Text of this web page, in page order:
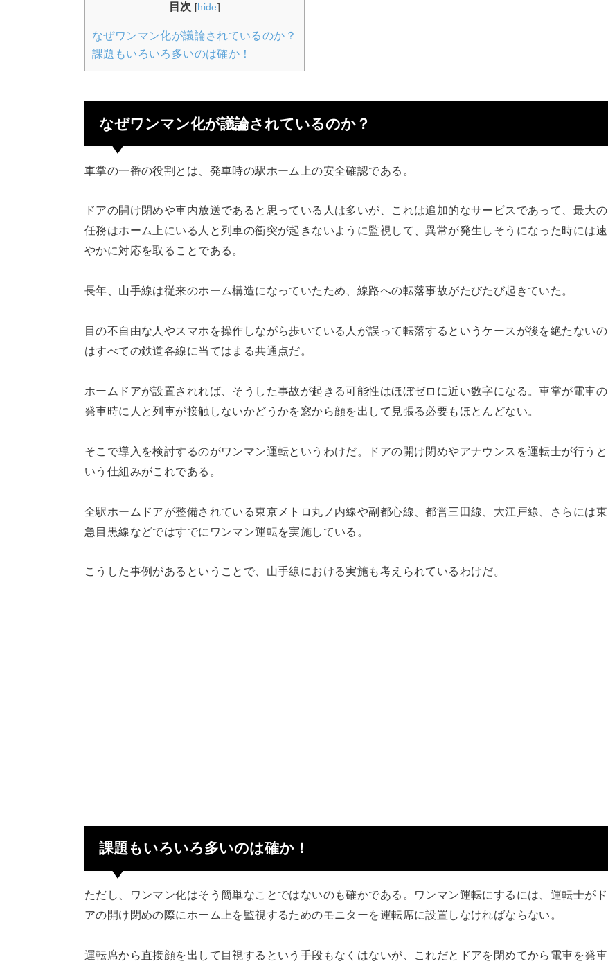
目次 [hide]
なぜワンマン化が議論されているのか？
課題もいろいろ多いのは確か！
なぜワンマン化が議論されているのか？
車掌の一番の役割とは、発車時の駅ホーム上の安全確認である。
ドアの開け閉めや車内放送であると思っている人は多いが、これは追加的なサービスであって、最大の
任務はホーム上にいる人と列車の衝突が起きないように監視して、異常が発生しそうになった時には速
やかに対応を取ることである。
長年、山手線は従来のホーム構造になっていたため、線路への転落事故がたびたび起きていた。
目の不自由な人やスマホを操作しながら歩いている人が誤って転落するというケースが後を絶たないの
はすべての鉄道各線に当てはまる共通点だ。
ホームドアが設置されれば、そうした事故が起きる可能性はほぼゼロに近い数字になる。車掌が電車の
発車時に人と列車が接触しないかどうかを窓から顔を出して見張る必要もほとんどない。
そこで導入を検討するのがワンマン運転というわけだ。ドアの開け閉めやアナウンスを運転士が行うと
いう仕組みがこれである。
全駅ホームドアが整備されている東京メトロ丸ノ内線や副都心線、都営三田線、大江戸線、さらには東
急目黒線などではすでにワンマン運転を実施している。
こうした事例があるということで、山手線における実施も考えられているわけだ。
課題もいろいろ多いのは確か！
ただし、ワンマン化はそう簡単なことではないのも確かである。ワンマン運転にするには、運転士がド
アの開け閉めの際にホーム上を監視するためのモニターを運転席に設置しなければならない。
運転席から直接顔を出して目視するという手段もなくはないが、これだとドアを閉めてから電車を発車